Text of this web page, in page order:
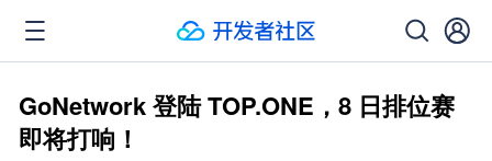
GoNetwork 登陆 TOP.ONE，8 日排位赛
即将打响！